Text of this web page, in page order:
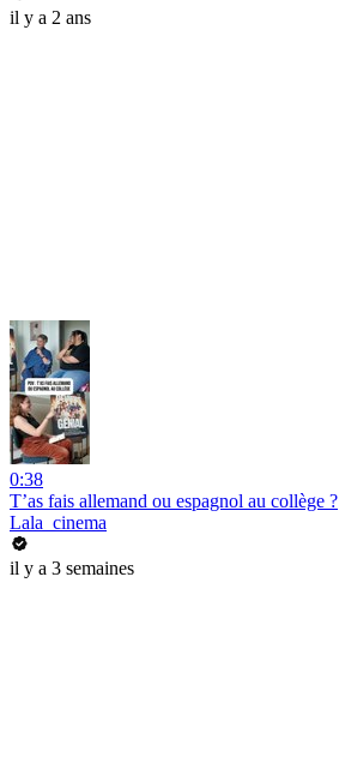
il y a 2 ans
0:38
T’as fais allemand ou espagnol au collège ?
Lala_cinema
il y a 3 semaines